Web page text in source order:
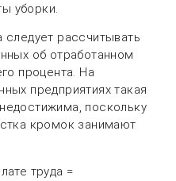
уборки.
рассчитывать
об отработанном
процента. На
предприятиях такая
поскольку
кромок занимают
труда =